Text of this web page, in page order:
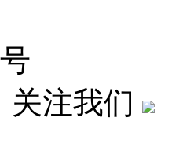
关注我们